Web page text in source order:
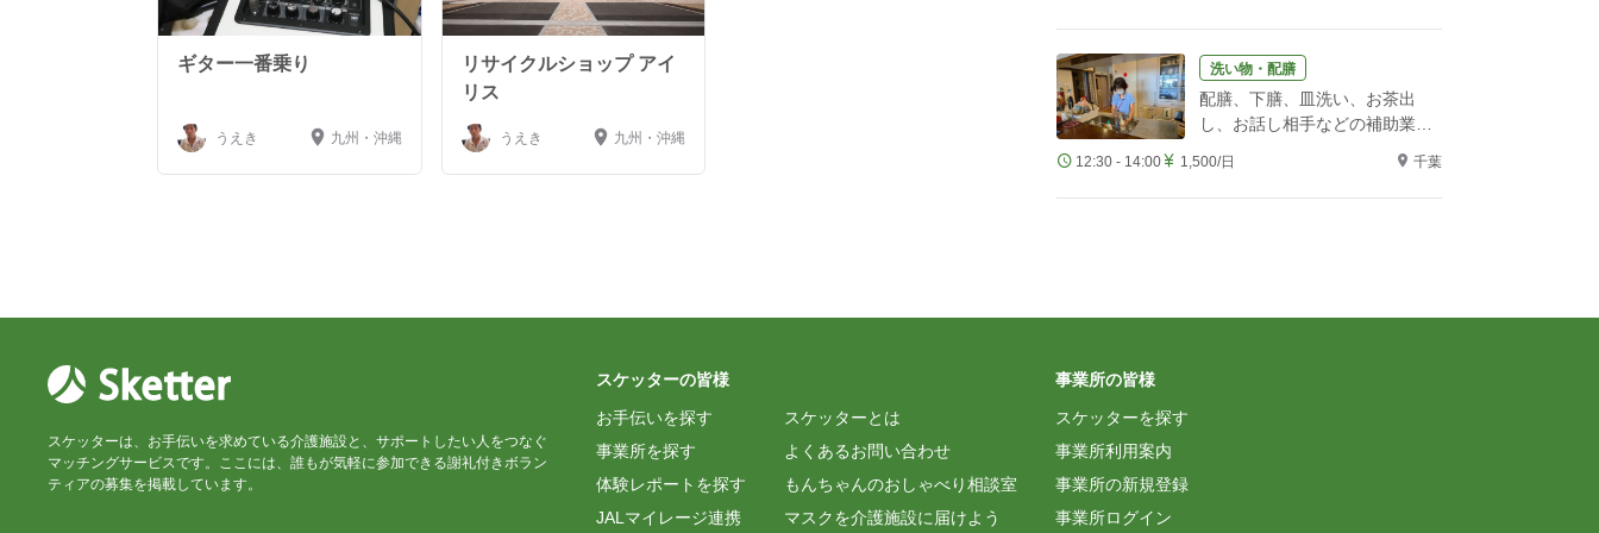
ギター一番乗り
うえき 九州・沖縄
リサイクルショップ アイ
リス
うえき 九州・沖縄
洗い物・配膳
配膳、下膳、皿洗い、お茶出
し、お話し相手などの補助業務
12:30 - 14:00 1,500/日 千葉
スケッターは、お手伝いを求めている介護施設と、サポートしたい人をつなぐ
マッチングサービスです。ここには、誰もが気軽に参加できる謝礼付きボラン
ティアの募集を掲載しています。
スケッターの皆様
お手伝いを探す
事業所を探す
体験レポートを探す
JALマイレージ連携
スケッターとは
よくあるお問い合わせ
もんちゃんのおしゃべり相談室
マスクを介護施設に届けよう
事業所の皆様
スケッターを探す
事業所利用案内
事業所の新規登録
事業所ログイン